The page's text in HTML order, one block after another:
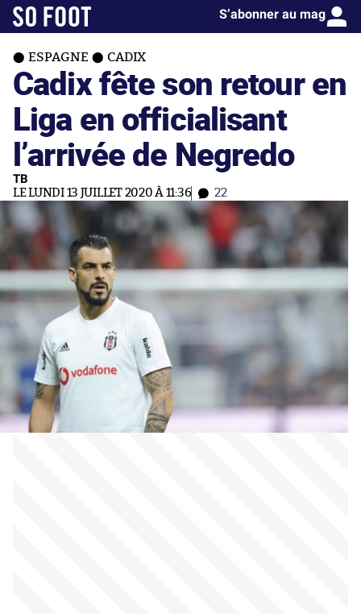
S’abonner au mag
ESPAGNE CADIX
Cadix fête son retour en
Liga en officialisant
l’arrivée de Negredo
TB
LE LUNDI 13 JUILLET 2020 À 11:36 22